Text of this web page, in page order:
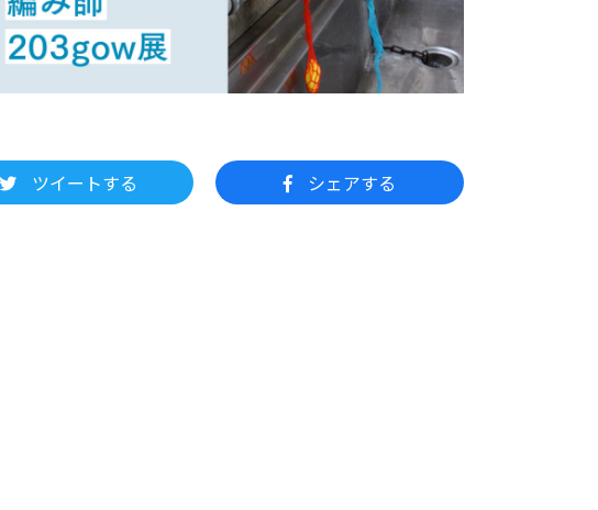
ツイートする シェアする